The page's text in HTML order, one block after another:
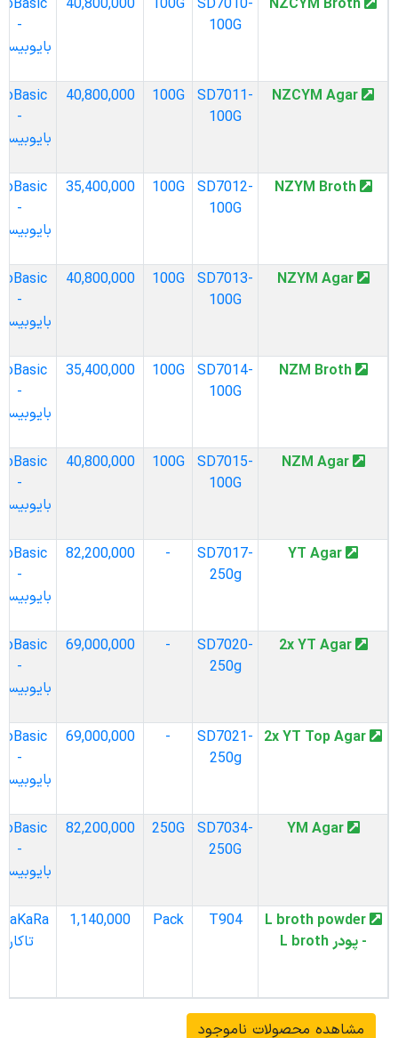
NZCYM Broth
SD7010-
100G
100G
40,800,000
NZCYM Agar
SD7011-
100G
100G
40,800,000
NZYM Broth
SD7012-
100G
100G
35,400,000
NZYM Agar
SD7013-
100G
100G
40,800,000
NZM Broth
SD7014-
100G
100G
35,400,000
NZM Agar
SD7015-
100G
100G
40,800,000
YT Agar
SD7017-
250g
82,200,000
2x YT Agar
SD7020-
250g
69,000,000
2x YT Top Agar
SD7021-
250g
69,000,000
YM Agar
SD7034-
250G
250G
82,200,000
L broth powder
- پودر L broth
T904
Pack
1,140,000
تاکارا
مشاهده محصولات ناموجود